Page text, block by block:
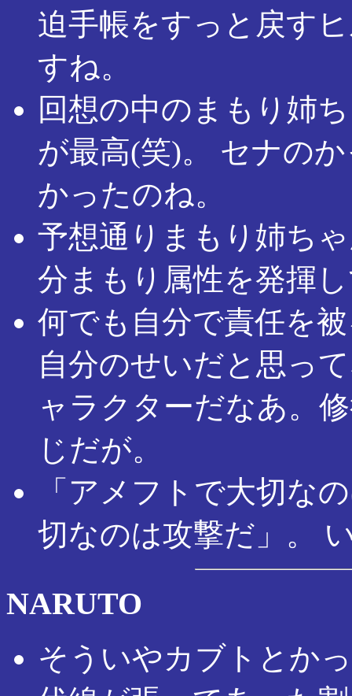
迫手帳をすっと戻す
すね。
回想の中のまもり姉
が最高(笑)。 セナの
かったのね。
予想通りまもり姉ち
分まもり属性を発揮
何でも自分で責任を
自分のせいだと思っ
ャラクターだなあ。
じだが。
「アメフトで大切な
切なのは攻撃だ」。
NARUTO
そういやカブトとか